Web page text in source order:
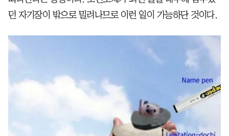
던 자기장이 밖으로 밀려나므로 이런 일이 가능하단 것이다.